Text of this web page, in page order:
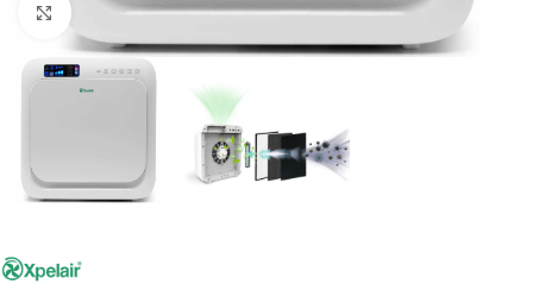
Click to enlarge